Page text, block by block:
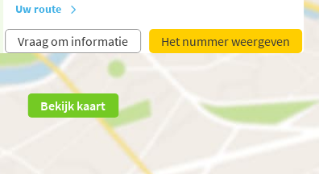
Uw route
Vraag om informatie Het nummer weergeven
Bekijk kaart